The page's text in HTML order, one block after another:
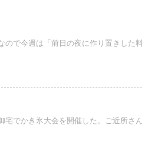
ので今週は「前日の夜に作り置きした
宅でかき氷大会を開催した。ご近所さ